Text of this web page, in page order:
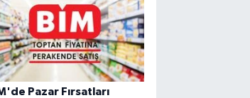
Pazar Fırsatları